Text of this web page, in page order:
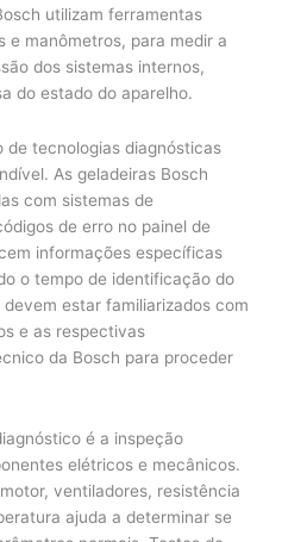
utilizam ferramentas
e manômetros, para medir a
dos sistemas internos,
do estado do aparelho.
de tecnologias diagnósticas
As geladeiras Bosch
com sistemas de
de erro no painel de
informações específicas
o tempo de identificação do
estar familiarizados com
e as respectivas
da Bosch para proceder
é a inspeção
elétricos e mecânicos.
ventiladores, resistência
ajuda a determinar se